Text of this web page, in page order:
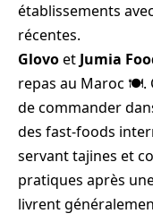
établissements
récentes.
Glovoet Jumia
repas au Maroc 🍽️.
de commander
des fast-foods
servant tajines et
pratiques après
livrent